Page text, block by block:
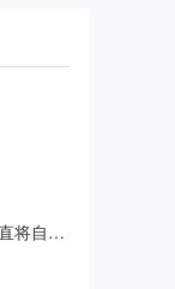
直营货运物流砸钱:三四线城市裂缝一直将自身包装成中国亚马逊的